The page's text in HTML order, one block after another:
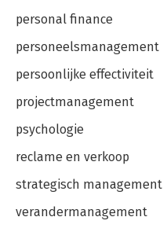
personal finance
personeelsmanagement
persoonlijke effectiviteit
projectmanagement
psychologie
reclame en verkoop
strategisch management
verandermanagement